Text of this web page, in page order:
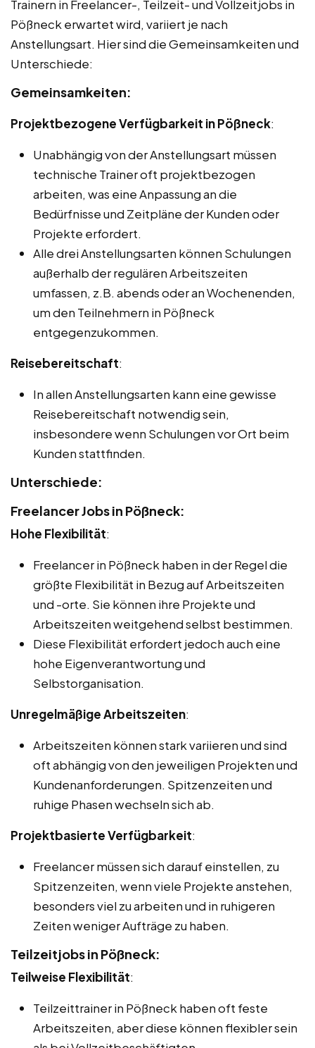
Trainern in Freelancer-, Teilzeit- und Vollzeitjobs in
Pößneck erwartet wird, variiert je nach
Anstellungsart. Hier sind die Gemeinsamkeiten und
Unterschiede:
Gemeinsamkeiten:
Projektbezogene Verfügbarkeit in Pößneck:
Unabhängig von der Anstellungsart müssen
technische Trainer oft projektbezogen
arbeiten, was eine Anpassung an die
Bedürfnisse und Zeitpläne der Kunden oder
Projekte erfordert.
Alle drei Anstellungsarten können Schulungen
außerhalb der regulären Arbeitszeiten
umfassen, z.B. abends oder an Wochenenden,
um den Teilnehmern in Pößneck
entgegenzukommen.
Reisebereitschaft:
In allen Anstellungsarten kann eine gewisse
Reisebereitschaft notwendig sein,
insbesondere wenn Schulungen vor Ort beim
Kunden stattfinden.
Unterschiede:
Freelancer Jobs in Pößneck:
Hohe Flexibilität:
Freelancer in Pößneck haben in der Regel die
größte Flexibilität in Bezug auf Arbeitszeiten
und -orte. Sie können ihre Projekte und
Arbeitszeiten weitgehend selbst bestimmen.
Diese Flexibilität erfordert jedoch auch eine
hohe Eigenverantwortung und
Selbstorganisation.
Unregelmäßige Arbeitszeiten:
Arbeitszeiten können stark variieren und sind
oft abhängig von den jeweiligen Projekten und
Kundenanforderungen. Spitzenzeiten und
ruhige Phasen wechseln sich ab.
Projektbasierte Verfügbarkeit:
Freelancer müssen sich darauf einstellen, zu
Spitzenzeiten, wenn viele Projekte anstehen,
besonders viel zu arbeiten und in ruhigeren
Zeiten weniger Aufträge zu haben.
Teilzeitjobs in Pößneck:
Teilweise Flexibilität:
Teilzeittrainer in Pößneck haben oft feste
Arbeitszeiten, aber diese können flexibler sein